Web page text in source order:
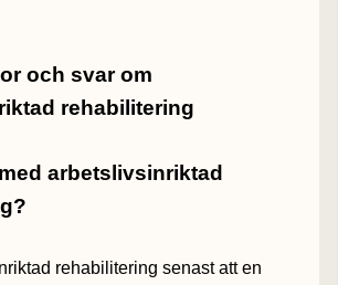
och svar om
rehabilitering
arbetslivsinriktad
rehabilitering senast att en